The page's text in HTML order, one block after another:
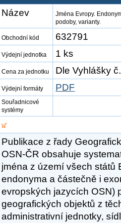
Název
Jména Evropy.
podoby, varianty.
Obchodní kód 632791
Výdejní jednotka 1 ks
Cena za jednotku Dle Vyhlášky
Výdejní formáty PDF
Souřadnicové
systémy
Publikace z řady
OSN-ČR obsahuje
jména z území všech států
endonyma a částečně i
evropských jazycích OSN)
geografických objektů z
administrativní jednotky,